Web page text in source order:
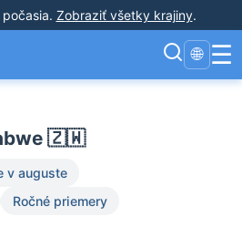
. Zobraziť všetky krajiny.
🌐 ☰
🇿🇼
v auguste
Ročné priemery